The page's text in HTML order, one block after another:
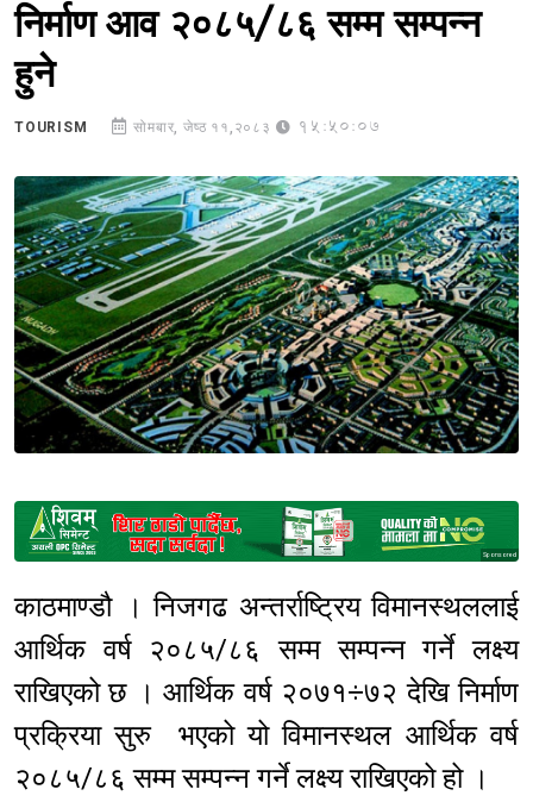
निर्माण आव २०८५/८६ सम्म सम्पन्न
हुने
TOURISM सोमबार, जेष्ठ ११,२०८३ 15:50:07
Sponsored
काठमाण्डौ । निजगढ अन्तर्राष्ट्रिय विमानस्थललाई
आर्थिक वर्ष २०८५/८६ सम्म सम्पन्न गर्ने लक्ष्य
राखिएको छ । आर्थिक वर्ष २०७१÷७२ देखि निर्माण
प्रक्रिया सुरु भएको यो विमानस्थल आर्थिक वर्ष
२०८५/८६ सम्म सम्पन्न गर्ने लक्ष्य राखिएको हो ।